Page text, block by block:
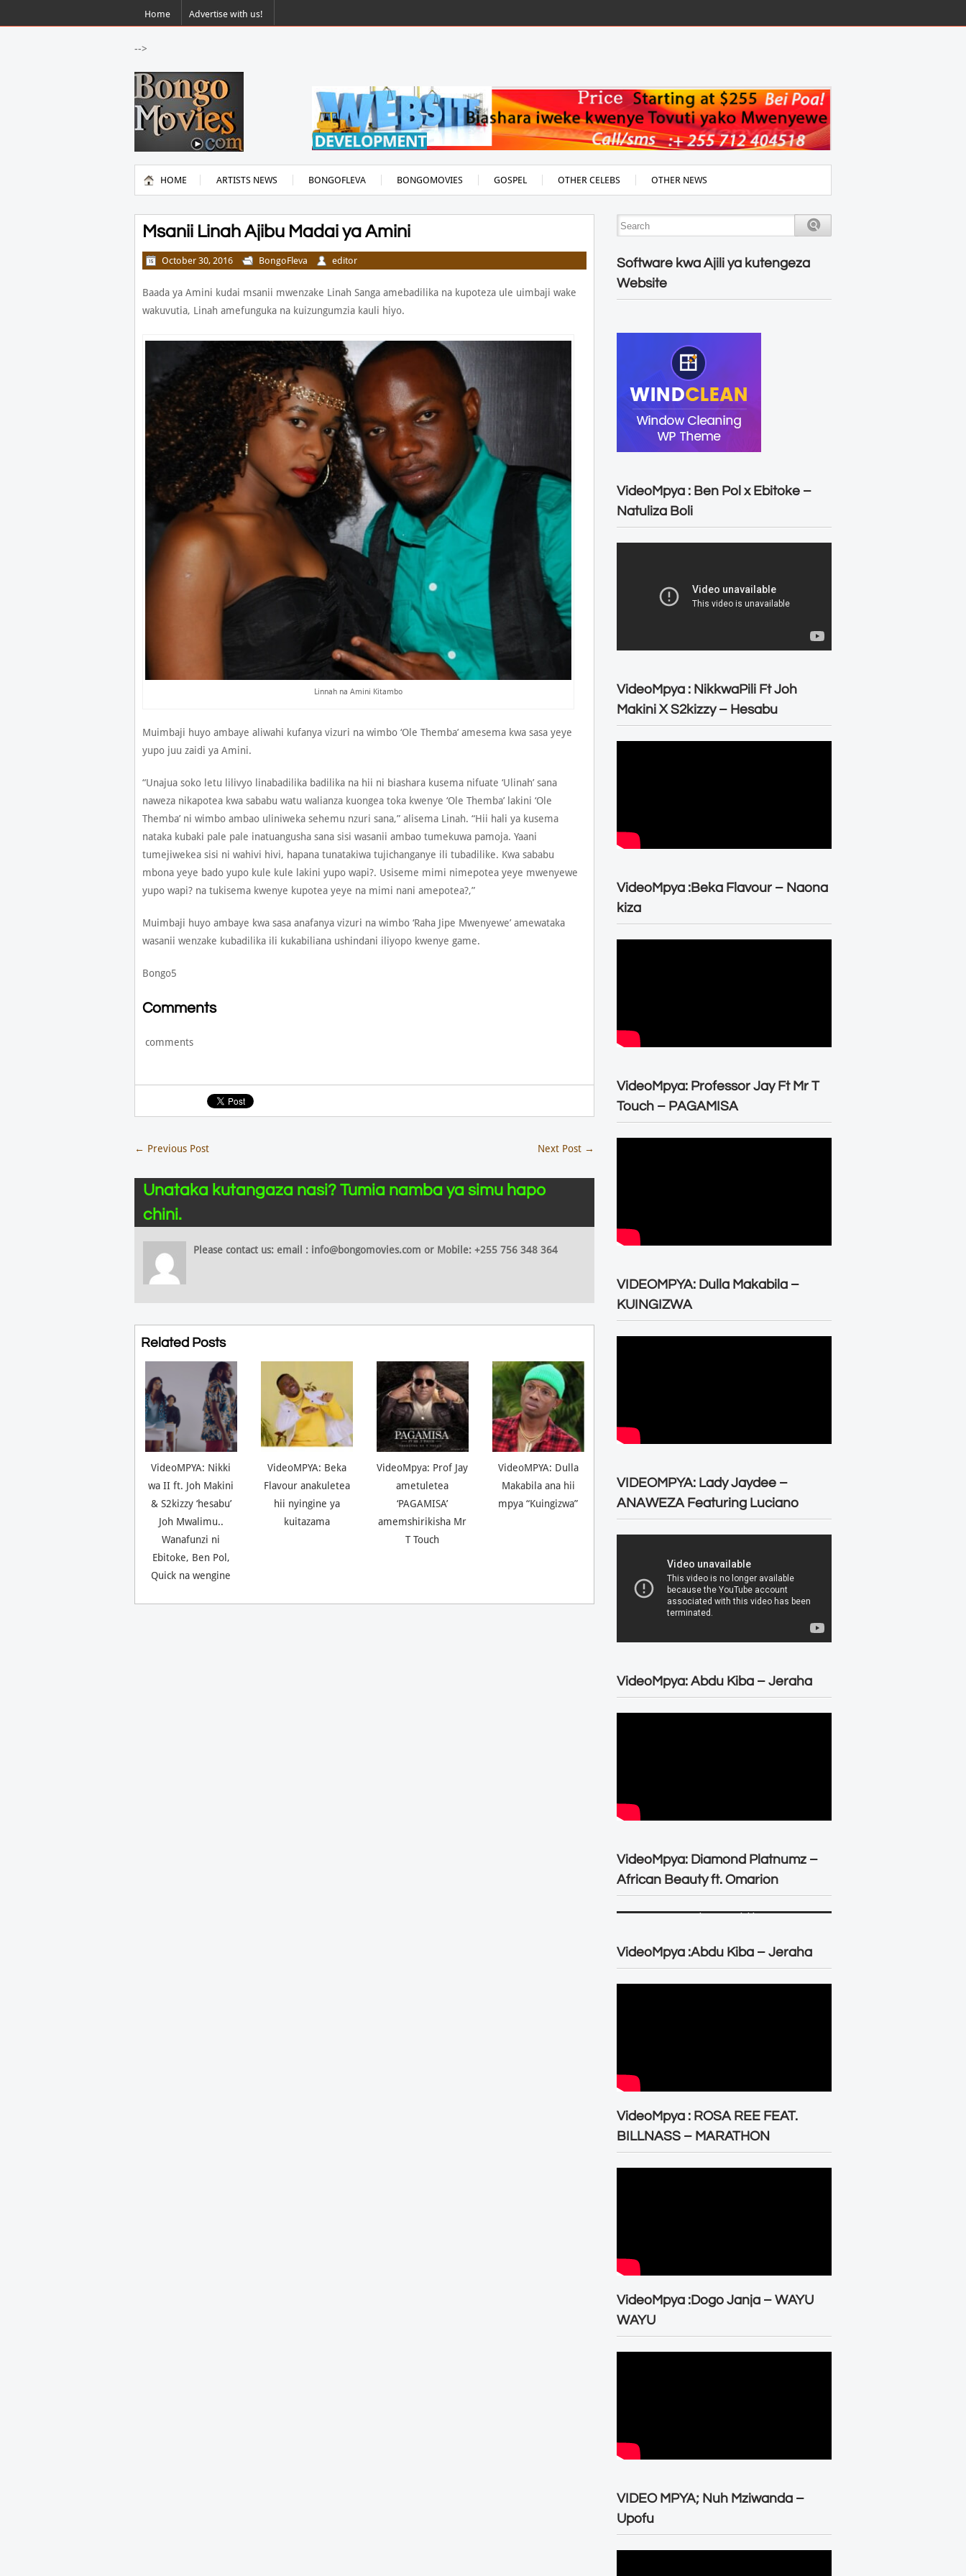
Home Advertise with us!
-->
HOME ARTISTS NEWS BONGOFLEVA BONGOMOVIES GOSPEL OTHER CELEBS OTHER NEWS
Msanii Linah Ajibu Madai ya Amini
October 30, 2016 BongoFleva editor
Baada ya Amini kudai msanii mwenzake Linah Sanga amebadilika na kupoteza ule uimbaji wake
wakuvutia, Linah amefunguka na kuizungumzia kauli hiyo.
Linnah na Amini Kitambo
Muimbaji huyo ambaye aliwahi kufanya vizuri na wimbo ‘Ole Themba’ amesema kwa sasa yeye
yupo juu zaidi ya Amini.
“Unajua soko letu lilivyo linabadilika badilika na hii ni biashara kusema nifuate ‘Ulinah’ sana
naweza nikapotea kwa sababu watu walianza kuongea toka kwenye ‘Ole Themba’ lakini ‘Ole
Themba’ ni wimbo ambao uliniweka sehemu nzuri sana,” alisema Linah. “Hii hali ya kusema
nataka kubaki pale pale inatuangusha sana sisi wasanii ambao tumekuwa pamoja. Yaani
tumejiwekea sisi ni wahivi hivi, hapana tunatakiwa tujichanganye ili tubadilike. Kwa sababu
mbona yeye bado yupo kule kule lakini yupo wapi?. Usiseme mimi nimepotea yeye mwenyewe
yupo wapi? na tukisema kwenye kupotea yeye na mimi nani amepotea?,”
Muimbaji huyo ambaye kwa sasa anafanya vizuri na wimbo ‘Raha Jipe Mwenyewe’ amewataka
wasanii wenzake kubadilika ili kukabiliana ushindani iliyopo kwenye game.
Bongo5
Comments
comments
← Previous Post Next Post →
Unataka kutangaza nasi? Tumia namba ya simu hapo
chini.
Please contact us: email : info@bongomovies.com or Mobile: +255 756 348 364
Related Posts
VideoMPYA: Nikki
wa II ft. Joh Makini
& S2kizzy ‘hesabu’
Joh Mwalimu..
Wanafunzi ni
Ebitoke, Ben Pol,
Quick na wengine
VideoMPYA: Beka
Flavour anakuletea
hii nyingine ya
kuitazama
VideoMpya: Prof Jay
ametuletea
‘PAGAMISA’
amemshirikisha Mr
T Touch
VideoMPYA: Dulla
Makabila ana hii
mpya “Kuingizwa”
Software kwa Ajili ya kutengeza
Website
VideoMpya : Ben Pol x Ebitoke –
Natuliza Boli
VideoMpya : NikkwaPili Ft Joh
Makini X S2kizzy – Hesabu
VideoMpya :Beka Flavour – Naona
kiza
VideoMpya: Professor Jay Ft Mr T
Touch – PAGAMISA
VIDEOMPYA: Dulla Makabila –
KUINGIZWA
VIDEOMPYA: Lady Jaydee –
ANAWEZA Featuring Luciano
VideoMpya: Abdu Kiba – Jeraha
VideoMpya: Diamond Platnumz –
African Beauty ft. Omarion
VideoMpya :Abdu Kiba – Jeraha
VideoMpya : ROSA REE FEAT.
BILLNASS – MARATHON
VideoMpya :Dogo Janja – WAYU
WAYU
VIDEO MPYA; Nuh Mziwanda –
Upofu